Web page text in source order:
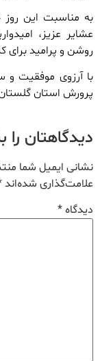
به مناسبت این
عشایر عزیز،
روشن و پرامید برای
با آرزوی موفقیت و
پرورش استان
دیدگاهتان را
نشانی ایمیل شما
علامت‌گذاری شده‌اند
دیدگاه*